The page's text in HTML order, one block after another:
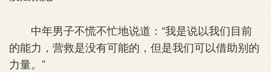
中年男子不慌不忙地说道：“我是说以我们目前
的能力，营救是没有可能的，但是我们可以借助别的
力量。”